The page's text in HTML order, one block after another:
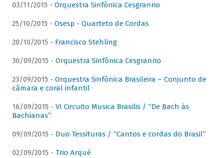
03/11/2015 - Orquestra Sinfônica Cesgranrio
25/10/2015 - Osesp - Quarteto de Cordas
20/10/2015 - Francisco Stehling
30/09/2015 - Orquestra Sinfônica Cesgranrio
23/09/2015 - Orquestra Sinfônica Brasileira – Conjunto de
câmara e coral infantil
16/09/2015 - VI Circuito Musica Brasilis / “De Bach às
Bachianas”
09/09/2015 - Duo Tessituras / “Cantos e cordas do Brasil”
02/09/2015 - Trio Arqué